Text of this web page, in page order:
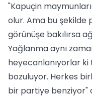
"Kapuçin
olur. Ama bu
görünüşe bakılırsa
Yağlanma aynı
heyecanlanıyorlar
bozuluyor. Herkes
bir partiye benziyor"